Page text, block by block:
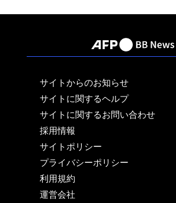
サイトからのお知らせ
サイトに関するヘルプ
サイトに関するお問い合わせ
採用情報
サイトポリシー
プライバシーポリシー
利用規約
運営会社